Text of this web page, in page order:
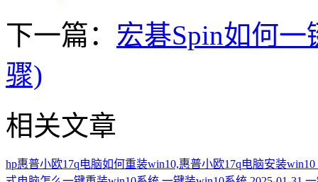
下一篇： 宏碁Spin如何
骤)
相关文章
hp惠普小欧17q电脑如何重装win10,惠普小欧17q电脑安装win10